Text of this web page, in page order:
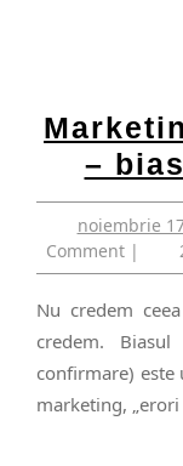
–
noiembrie
Comment |
Nu credem ceea ce vedem, ci vedem DOAR ceea ce
credem.
confirmare)
marketing,